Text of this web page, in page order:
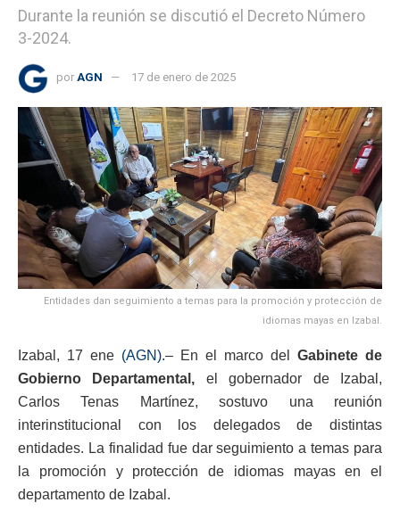
Durante la reunión se discutió el Decreto Número
3-2024.
por AGN 17 de enero de 2025
Entidades dan seguimiento a temas para la promoción y protección de
idiomas mayas en Izabal.
Izabal, 17 ene (AGN).– En el marco del Gabinete de
Gobierno Departamental, el gobernador de Izabal,
Carlos Tenas Martínez, sostuvo una reunión
interinstitucional con los delegados de distintas
entidades. La finalidad fue dar seguimiento a temas para
la promoción y protección de idiomas mayas en el
departamento de Izabal.